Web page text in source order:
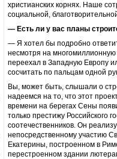
христианских корнях. Наше
социальной,
— Есть ли у вас планы
— Я хотел бы подробно
несмотря на
переехал в Западную Европу
сосчитать по пальцам одной
Вы, может быть, слышали о
надеемся на то, что этот
времени на берегах Сены
только престижу Российского
соотечественников. Он
непосредственному участию
Екатерины, построенном в
перестроенном здании